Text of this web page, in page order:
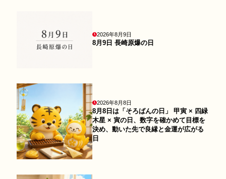
2026年8月9日
8月9日 長崎原爆の日
2026年8月8日
8月8日は「そろばんの日」 甲寅 × 四緑
木星 × 寅の日、数字を確かめて目標を
決め、動いた先で良縁と金運が広がる
日